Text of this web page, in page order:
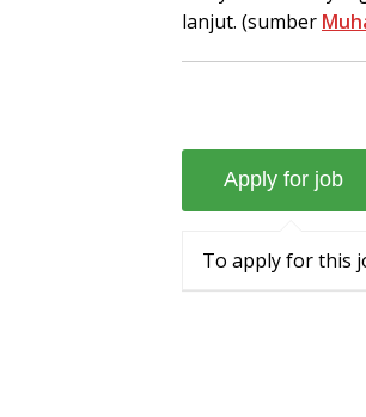
lanjut. (sumber
To apply for this